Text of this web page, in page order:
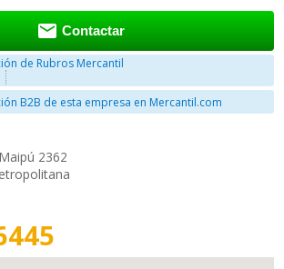
 Contactar
de Rubros Mercantil
B2B de esta empresa en Mercantil.com
2362